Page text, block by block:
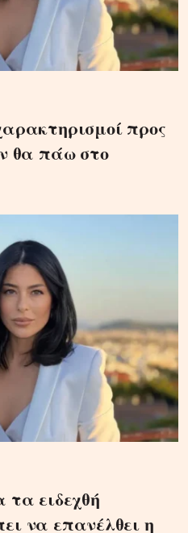
προς
θα πάω στο
ειδεχθή
να επανέλθει η